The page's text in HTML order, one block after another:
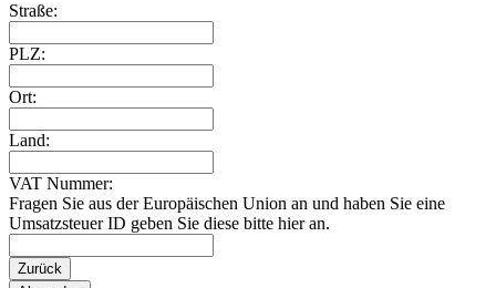
Straße:
PLZ:
Ort:
Land:
VAT Nummer:
Fragen Sie aus der Europäischen Union an und haben Sie eine
Umsatzsteuer ID geben Sie diese bitte hier an.
Zurück